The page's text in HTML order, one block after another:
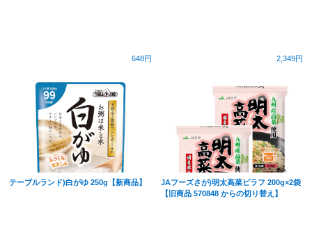
648円 2,349円
テーブルランド)白がゆ 250g【新商品】
JAフーズさが)明太高菜ピラフ 200g×2袋
【旧商品 570848 からの切り替え】